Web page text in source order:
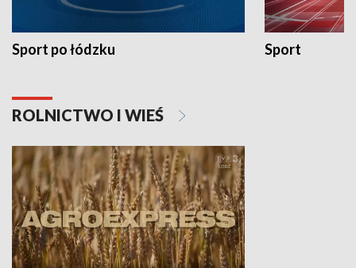
Sport po łódzku Sport
ROLNICTWO I WIEŚ